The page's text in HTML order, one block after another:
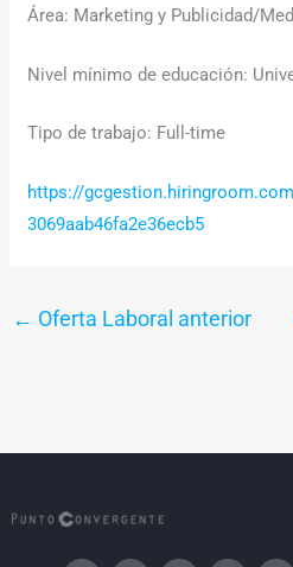
Área: Marketing y Publicidad/
Nivel mínimo de educación:
Tipo de trabajo: Full-time
https://
3069aab46fa2e36ecb5
← Oferta Laboral anterior